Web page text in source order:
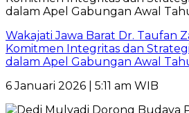
Wakajati Jawa Barat Dr. Taufan
Komitmen Integritas dan
dalam Apel Gabungan Awal
6 Januari 2026 | 5:11 am WIB